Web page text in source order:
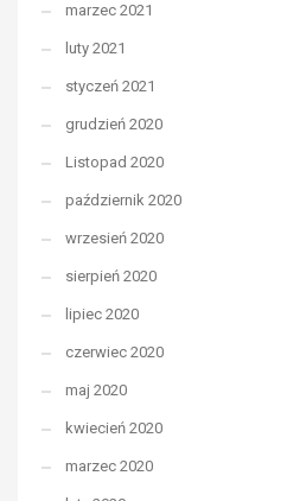
marzec 2021
luty 2021
styczeń 2021
grudzień 2020
Listopad 2020
październik 2020
wrzesień 2020
sierpień 2020
lipiec 2020
czerwiec 2020
maj 2020
kwiecień 2020
marzec 2020